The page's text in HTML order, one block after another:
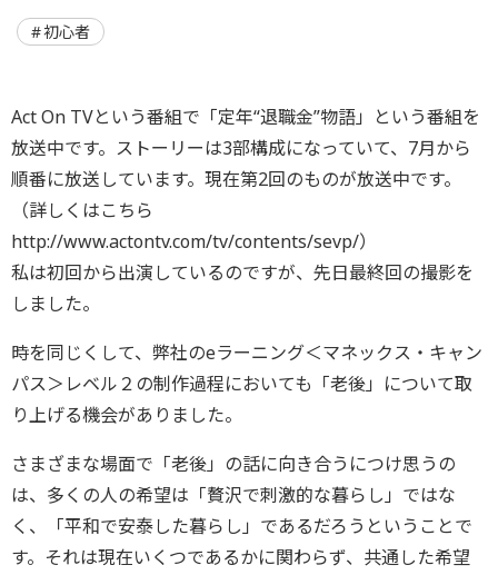
初心者
Act On TVという番組で「定年“退職金”物語」という番組を
放送中です。ストーリーは3部構成になっていて、7月から
順番に放送しています。現在第2回のものが放送中です。
（詳しくはこちら
http://www.actontv.com/tv/contents/sevp/）
私は初回から出演しているのですが、先日最終回の撮影を
しました。
時を同じくして、弊社のeラーニング＜マネックス・キャン
パス＞レベル２の制作過程においても「老後」について取
り上げる機会がありました。
さまざまな場面で「老後」の話に向き合うにつけ思うの
は、多くの人の希望は「贅沢で刺激的な暮らし」ではな
く、「平和で安泰した暮らし」であるだろうということで
す。それは現在いくつであるかに関わらず、共通した希望